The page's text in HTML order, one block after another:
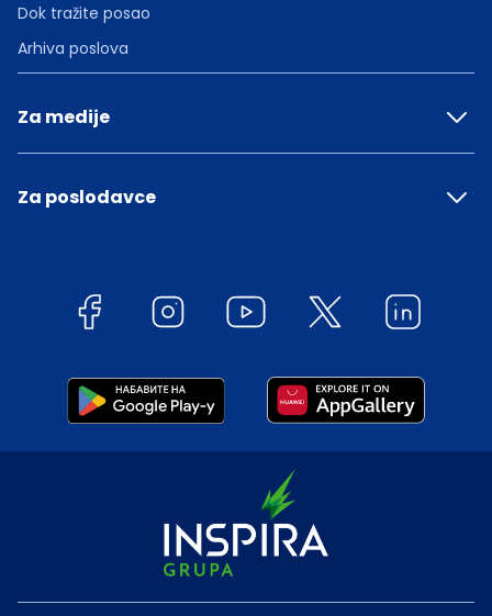
Dok tražite posao
Arhiva poslova
Za medije
Za poslodavce